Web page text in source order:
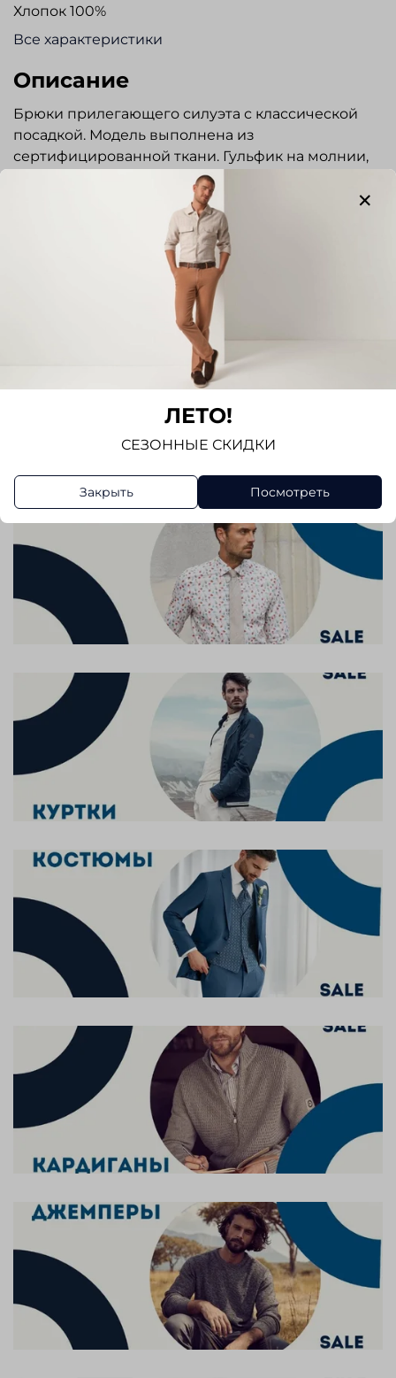
Хлопок 100%
Все характеристики
Описание
Брюки прилегающего силуэта с классической
посадкой. Модель выполнена из
сертифицированной ткани. Гульфик на молнии,
пояс застегивается на пуговицу и крючок. Два
наклонных боковых карманах. Два задних
кармана с застежкой на пуговицу.
Брюки прекрасно сочетаются с трикотажем,
сорочками и пиджаками повседневного стиля.
Отзывов еще никто не оставлял
ЛЕТО!
СЕЗОННЫЕ СКИДКИ
Закрыть Посмотреть